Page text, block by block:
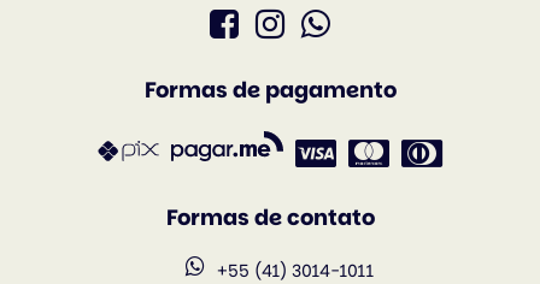
Formas de pagamento
Formas de contato
+55 (41) 3014-1011